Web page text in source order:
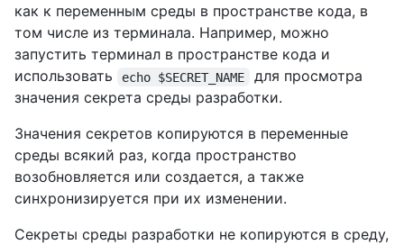
как к переменным среды в пространстве кода, в
том числе из терминала. Например, можно
запустить терминал в пространстве кода и
использовать
echo $SECRET_NAME
для просмотра
значения секрета среды разработки.
Значения секретов копируются в переменные
среды всякий раз, когда пространство
возобновляется или создается, а также
синхронизируется при их изменении.
Секреты среды разработки не копируются в среду,